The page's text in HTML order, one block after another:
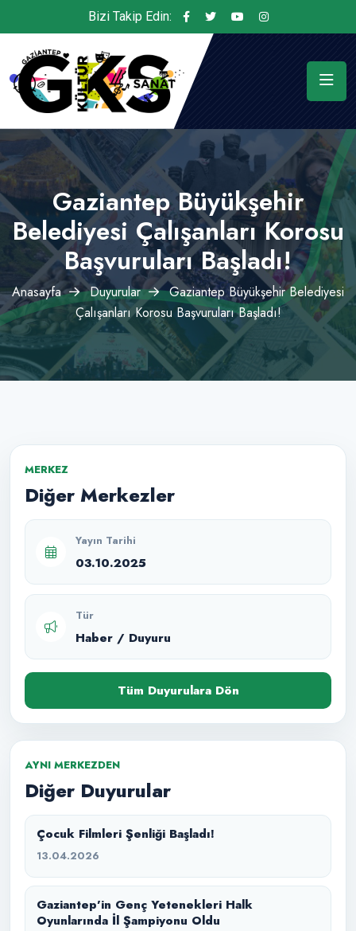
Bizi Takip Edin:
Gaziantep Büyükşehir
Belediyesi Çalışanları Korosu
Başvuruları Başladı!
Anasayfa Duyurular
Gaziantep Büyükşehir Belediyesi
Çalışanları Korosu Başvuruları Başladı!
MERKEZ
Diğer Merkezler
Yayın Tarihi
03.10.2025
Tür
Haber / Duyuru
Tüm Duyurulara Dön
AYNI MERKEZDEN
Diğer Duyurular
Çocuk Filmleri Şenliği Başladı!
13.04.2026
Gaziantep’in Genç Yetenekleri Halk
Oyunlarında İl Şampiyonu Oldu